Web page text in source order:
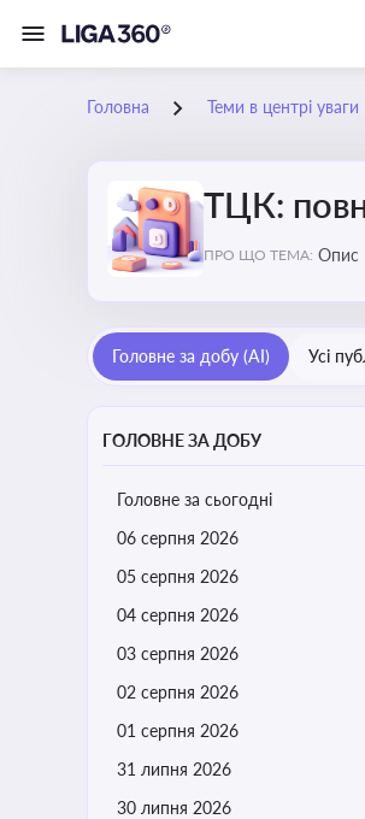
Головна Теми в центрі уваги
ТЦК:
ПРО ЩО ТЕМА:
Головне за добу (AI) Усі
ГОЛОВНЕ ЗА ДОБУ
Головне за сьогодні
06 серпня 2026
05 серпня 2026
04 серпня 2026
03 серпня 2026
02 серпня 2026
01 серпня 2026
31 липня 2026
30 липня 2026